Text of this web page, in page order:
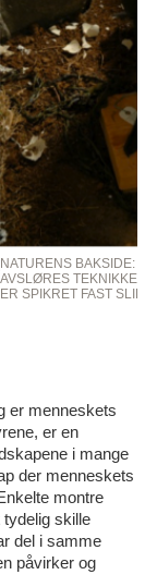
NATURENS BAKSIDE:
AVSLØRES
ER SPIKRET FAST SLIK
er menneskets
er en
i mange
der menneskets
montre
skille
del i samme
påvirker og